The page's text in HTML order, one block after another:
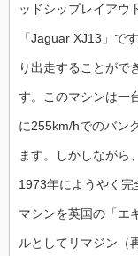
ッドシップレイアウ
「Jaguar XJ13」で
り出走することがで
す。このマシンは一
に255km/hでのバン
ます。しかしながら
1973年にようやく
マシンを英国の「エ
ルとしてリマジン（